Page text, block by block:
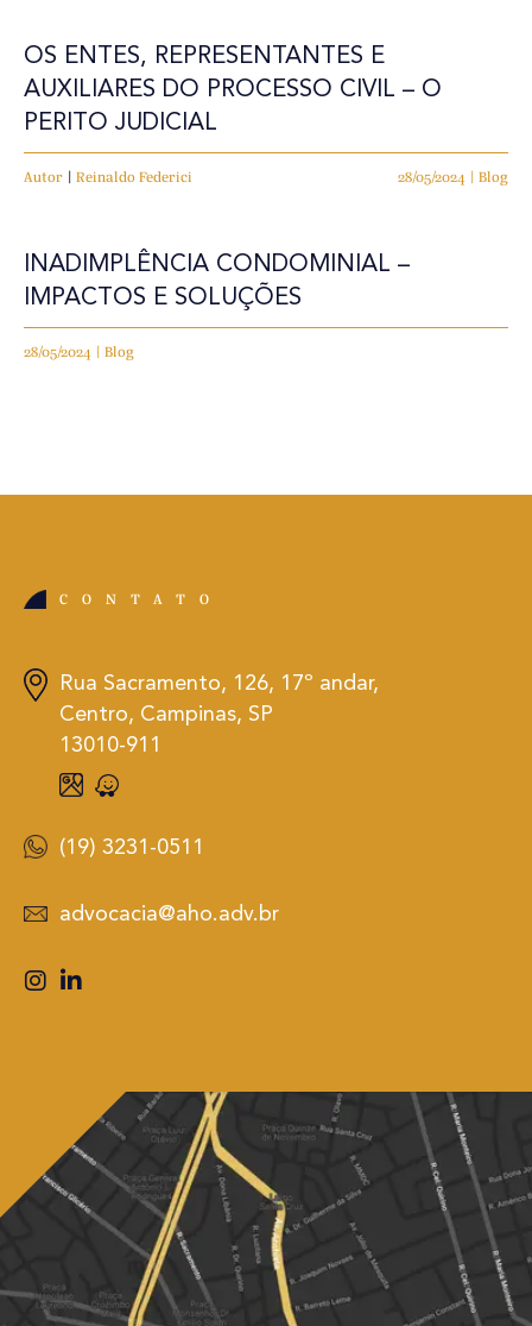
OS ENTES, REPRESENTANTES E
AUXILIARES DO PROCESSO CIVIL – O
PERITO JUDICIAL
Autor | Reinaldo Federici 28/05/2024 | Blog
INADIMPLÊNCIA CONDOMINIAL –
IMPACTOS E SOLUÇÕES
28/05/2024 | Blog
CONTATO
Rua Sacramento, 126, 17º andar,
Centro, Campinas, SP
13010-911
(19) 3231-0511
advocacia@aho.adv.br